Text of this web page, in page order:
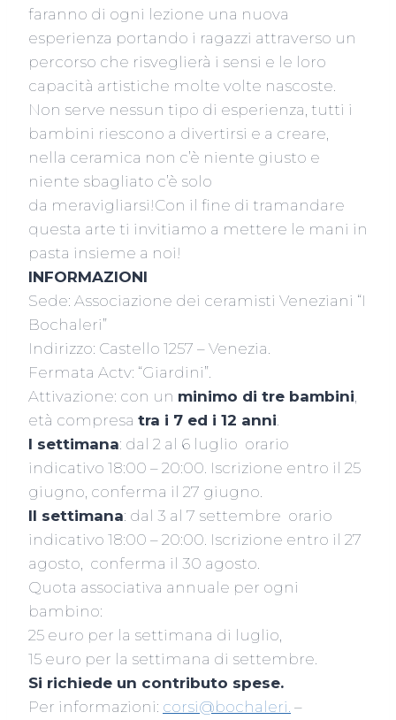
faranno di ogni lezione una nuova
esperienza portando i ragazzi attraverso un
percorso che risveglierà i sensi e le loro
capacità artistiche molte volte nascoste.
Non serve nessun tipo di esperienza, tutti i
bambini riescono a divertirsi e a creare,
nella ceramica non c’è niente giusto e
niente sbagliato c’è solo
da meravigliarsi!Con il fine di tramandare
questa arte ti invitiamo a mettere le mani in
pasta insieme a noi!
INFORMAZIONI
Sede: Associazione dei ceramisti Veneziani “I
Bochaleri”
Indirizzo: Castello 1257 – Venezia.
Fermata Actv: “Giardini”.
Attivazione: con un minimo di tre bambini
età compresa tra i 7 ed i 12 anni
I settimana: dal 2 al 6 luglio orario
indicativo 18:00 – 20:00. Iscrizione entro il 25
giugno, conferma il 27 giugno.
II settimana: dal 3 al 7 settembre orario
indicativo 18:00 – 20:00. Iscrizione entro il 27
agosto, conferma il 30 agosto.
Quota associativa annuale per ogni
bambino:
25 euro per la settimana di luglio,
15 euro per la settimana di settembre.
Si richiede un contributo spese.
Per informazioni: corsi@bochaleri. –